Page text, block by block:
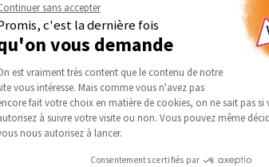
Atlantic, spécialisée dans la fabrication
chauffage et en production d’eau chaude,
— Chauffage et Ventilation
sans accepter
c'est la dernière fois
vous demande
de Gestion du
est vraiment très content que le contenu de notre
vous intéresse. Mais comme vous n'avez pas
fait votre choix en matière de cookies, on ne sait pas si
à suivre votre visite ou non. Vous pouvez même
nous autorisez à lancer.
Consentements certifiés par
Axeptio consent